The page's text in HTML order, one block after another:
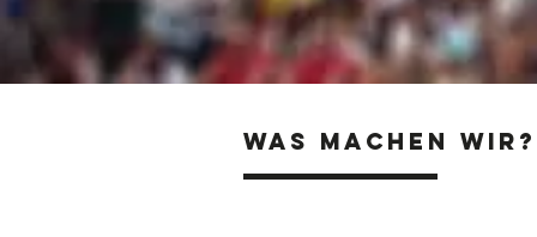
Was machen wir?